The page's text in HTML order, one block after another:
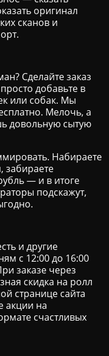
оригинал
сканов и
Сделайте заказ
добавьте в
или собак. Мы
Мелочь, а
довольную сытую
Набираете
забираете
— и в итоге
подскажут,
и другие
с 12:00 до 16:00
заказе через
скидка на ролл
странице сайта
акции на
счастливых